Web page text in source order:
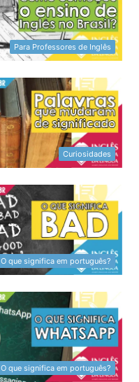
Para Professores de Inglês
Curiosidades
O que significa em português?
O que significa em português?